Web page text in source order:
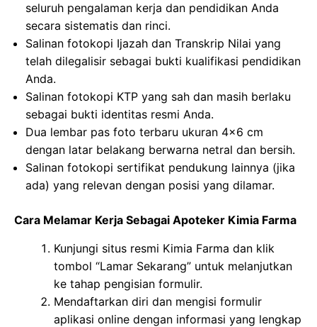
seluruh pengalaman kerja dan pendidikan Anda
secara sistematis dan rinci.
Salinan fotokopi Ijazah dan Transkrip Nilai yang
telah dilegalisir sebagai bukti kualifikasi pendidikan
Anda.
Salinan fotokopi KTP yang sah dan masih berlaku
sebagai bukti identitas resmi Anda.
Dua lembar pas foto terbaru ukuran 4×6 cm
dengan latar belakang berwarna netral dan bersih.
Salinan fotokopi sertifikat pendukung lainnya (jika
ada) yang relevan dengan posisi yang dilamar.
Cara Melamar Kerja Sebagai Apoteker Kimia Farma
Kunjungi situs resmi Kimia Farma dan klik
tombol “Lamar Sekarang” untuk melanjutkan
ke tahap pengisian formulir.
Mendaftarkan diri dan mengisi formulir
aplikasi online dengan informasi yang lengkap